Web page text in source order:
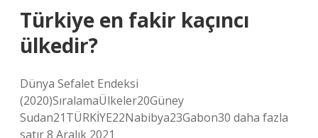
Türkiye en fakir kaçıncı
ülkedir?
Dünya Sefalet Endeksi
(2020)SıralamaÜlkeler20Güney
Sudan21TÜRKİYE22Nabibya23Gabon30 daha fazla
satır 8 Aralık 2021